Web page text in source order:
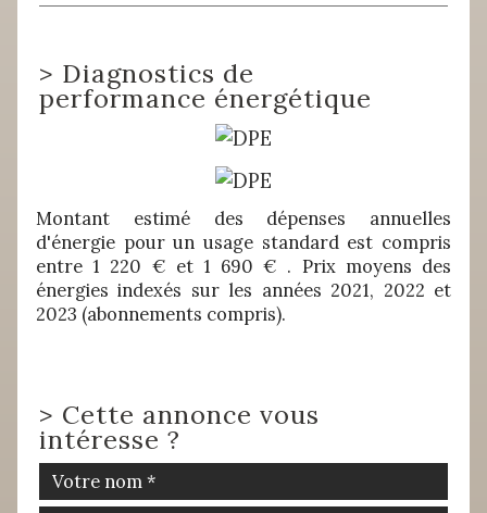
> Diagnostics de
performance énergétique
Montant estimé des dépenses annuelles
d'énergie pour un usage standard est compris
entre 1 220 € et 1 690 € . Prix moyens des
énergies indexés sur les années 2021, 2022 et
2023 (abonnements compris).
> Cette annonce vous
intéresse ?